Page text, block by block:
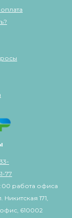
77
работа офиса
Никитская 171,
610002